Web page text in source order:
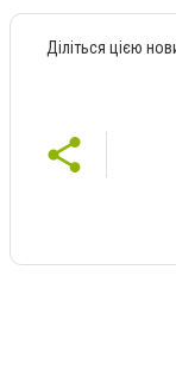
Діліться цією